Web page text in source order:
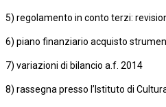
5) regolamento in conto terzi:
6) piano finanziario acquisto
7) variazioni di bilancio a.f. 2014
8) rassegna presso l’Istituto di